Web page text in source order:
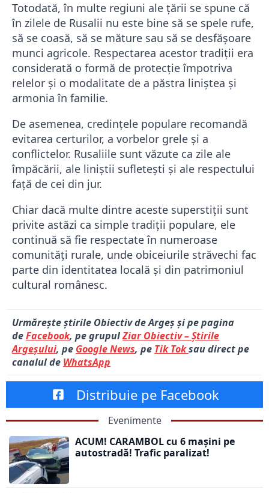
Totodată, în multe regiuni ale țării se spune că
în zilele de Rusalii nu este bine să se spele rufe,
să se coasă, să se măture sau să se desfășoare
munci agricole. Respectarea acestor tradiții era
considerată o formă de protecție împotriva
relelor și o modalitate de a păstra liniștea și
armonia în familie.
De asemenea, credințele populare recomandă
evitarea certurilor, a vorbelor grele și a
conflictelor. Rusaliile sunt văzute ca zile ale
împăcării, ale liniștii sufletești și ale respectului
față de cei din jur.
Chiar dacă multe dintre aceste superstiții sunt
privite astăzi ca simple tradiții populare, ele
continuă să fie respectate în numeroase
comunități rurale, unde obiceiurile străvechi fac
parte din identitatea locală și din patrimoniul
cultural românesc.
Urmărește știrile Obiectiv de Argeș și pe pagina
deFacebook, pe grupulZiar Obiectiv – Știrile
Argeșului, pe Google News, pe Tik Toksau direct pe
canalul de WhatsApp
Distribuie pe Facebook
Evenimente
ACUM! CARAMBOL cu 6 mașini pe
autostradă! Trafic paralizat!